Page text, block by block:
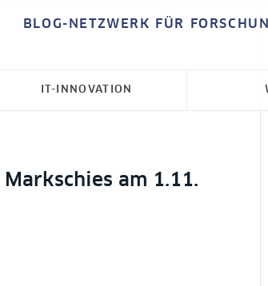
BLOG-NETZWERK FÜR
IT-INNOVATION
am 1.11.